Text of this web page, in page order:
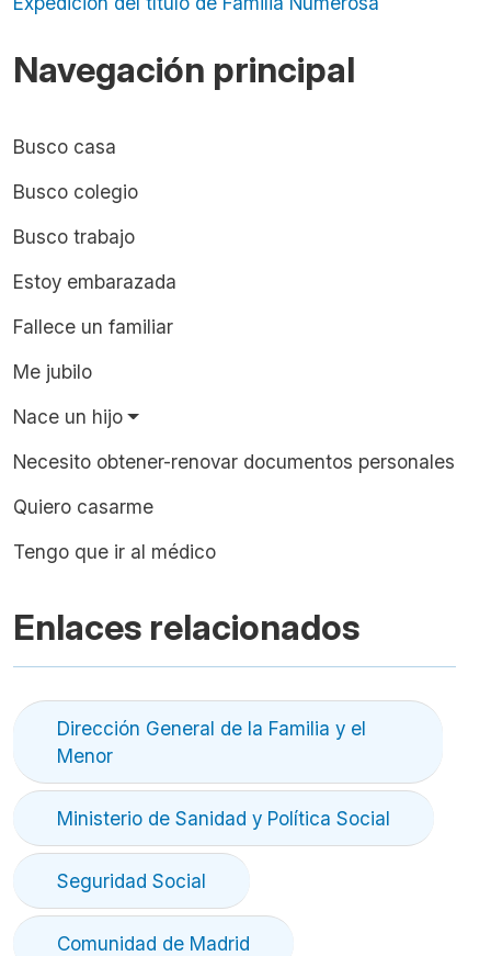
Navegación principal
Busco casa
Busco colegio
Busco trabajo
Estoy embarazada
Fallece un familiar
Me jubilo
Nace un hijo
Necesito obtener-renovar documentos personales
Quiero casarme
Tengo que ir al médico
Enlaces relacionados
Dirección General de la Familia y el
Menor
Ministerio de Sanidad y Política Social
Seguridad Social
Comunidad de Madrid